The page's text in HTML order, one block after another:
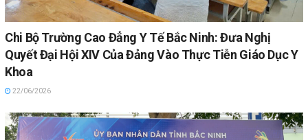
Chi Bộ Trường Cao Đẳng Y Tế Bắc Ninh: Đưa Nghị
Quyết Đại Hội XIV Của Đảng Vào Thực Tiễn Giáo Dục Y
Khoa
22/06/2026